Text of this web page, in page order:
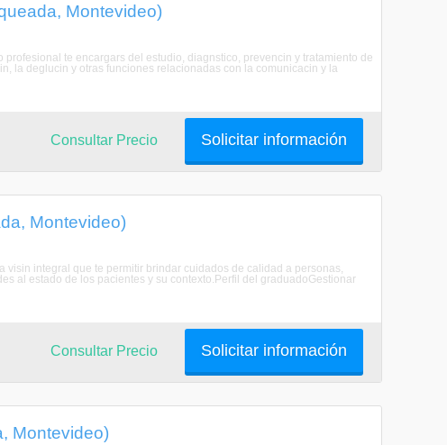
Montevideo)
te encargars del estudio, diagnstico, prevencin y tratamiento de
la deglucin y otras funciones relacionadas con la comunicacin y la
Solicitar información
Consultar Precio
Montevideo)
integral que te permitir brindar cuidados de calidad a personas,
al estado de los pacientes y su contexto.Perfil del graduadoGestionar
Solicitar información
Consultar Precio
Montevideo)